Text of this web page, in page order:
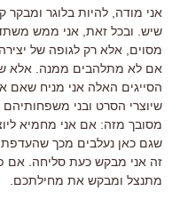
אני מודה, להיות בלוגר ומבקר
שיש. ובכל זאת, אני ממש
מסוים, אלא רק לגופה של
אם לא מתלהבים ממנה. אלא
הסייגים האלה אני מניח שאם
שיוצרי הסרט ובני משפחותיהם
מסובך מזה: אם אני מחמיא
שגם כאן נעלבים מכך
זה אני מבקש כעת סליחה. אם
מתנצל ומבקש את מחילתכם.